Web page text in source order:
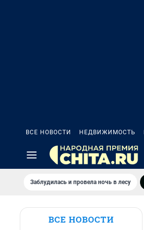
ВСЕ НОВОСТИ НЕДВИЖИМОСТЬ
Заблудилась и провела ночь в лесу
ВСЕ НОВОСТИ